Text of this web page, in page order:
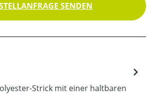
SENDEN
Strick mit einer haltbaren